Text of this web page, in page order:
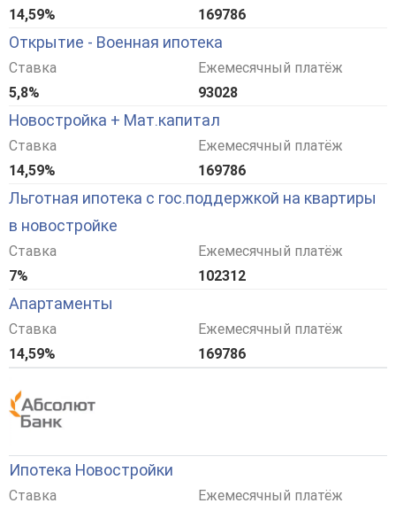
14,59%
169786
Открытие - Военная ипотека
Ставка
5,8%
Ежемесячный платёж
93028
Новостройка + Мат.капитал
Ставка
14,59%
Ежемесячный платёж
169786
Льготная ипотека с гос.поддержкой на квартиры
в новостройке
Ставка
7%
Ежемесячный платёж
102312
Апартаменты
Ставка
14,59%
Ежемесячный платёж
169786
Ипотека Новостройки
Ставка
Ежемесячный платёж